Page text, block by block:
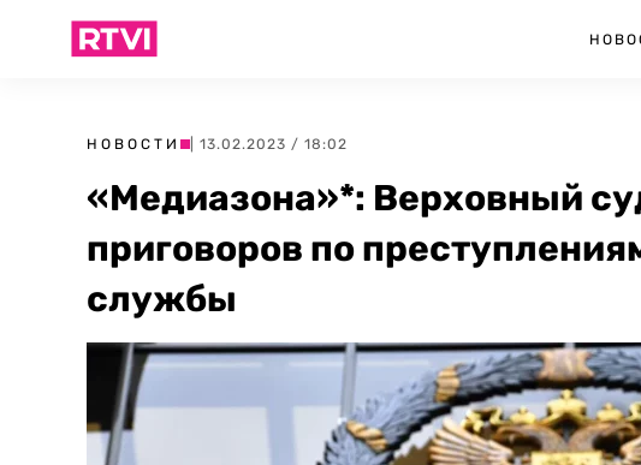
НОВОСТИ | 13.02.2023 / 18:02
«Медиазона»*: Верховный
приговоров по
службы